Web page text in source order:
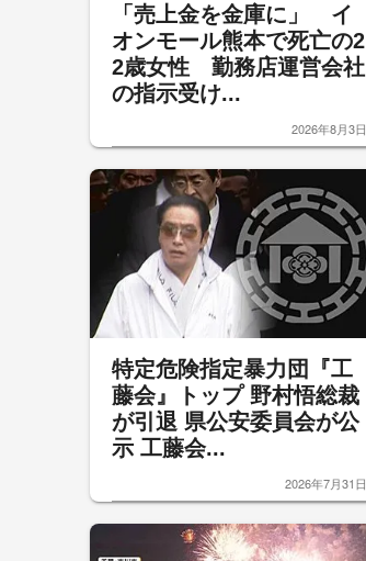
「売上金を金庫に」 イ
オンモール熊本で死亡の2
2歳女性 勤務店運営会社
の指示受け...
2026年8月3日
特定危険指定暴力団『工
藤会』トップ 野村悟総裁
が引退 県公安委員会が公
示 工藤会...
2026年7月31日